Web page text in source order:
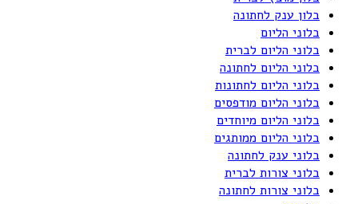
בלון ענק לחתונה
בלוני הליום
בלוני הליום לברית
בלוני הליום לחתונה
בלוני הליום לחתונות
בלוני הליום מודפסים
בלוני הליום מיוחדים
בלוני הליום ממותגים
בלוני ענק לחתונה
בלוני צורות לברית
בלוני צורות לחתונה